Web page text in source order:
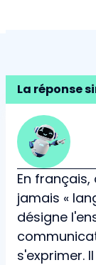
La réponse
En
jamais «
désigne
s'exprimer.